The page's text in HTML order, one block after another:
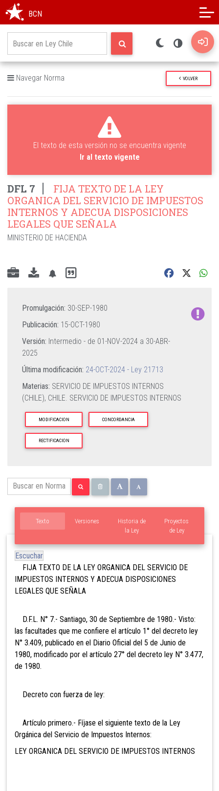
BCN
Navegar Norma VOLVER
El texto de esta versión no se encuentra vigente
Ir al texto vigente
DFL 7
FIJA TEXTO DE LA LEY
ORGANICA DEL SERVICIO DE IMPUESTOS
INTERNOS Y ADECUA DISPOSICIONES
LEGALES QUE SEÑALA
MINISTERIO DE HACIENDA
Promulgación: 30-SEP-1980
Publicación: 15-OCT-1980
Versión: Intermedio - de 01-NOV-2024 a 30-ABR-
2025
Última modificación: 24-OCT-2024 - Ley 21713
Materias: SERVICIO DE IMPUESTOS INTERNOS
(CHILE), CHILE. SERVICIO DE IMPUESTOS INTERNOS
MODIFICACION CONCORDANCIA
RECTIFICACION
Texto Versiones
Proyectos
de Ley
Historia de
la Ley
Escuchar
FIJA TEXTO DE LA LEY ORGANICA DEL SERVICIO DE
IMPUESTOS INTERNOS Y ADECUA DISPOSICIONES
LEGALES QUE SEÑALA
D.F.L. N° 7.- Santiago, 30 de Septiembre de 1980.- Visto:
las facultades que me confiere el artículo 1° del decreto ley
N° 3.409, publicado en el Diario Oficial del 5 de Junio de
1980, modificado por el artículo 27° del decreto ley N° 3.477,
de 1980.
Decreto con fuerza de ley:
Artículo primero.- Fíjase el siguiente texto de la Ley
Orgánica del Servicio de Impuestos Internos:
LEY ORGANICA DEL SERVICIO DE IMPUESTOS INTERNOS